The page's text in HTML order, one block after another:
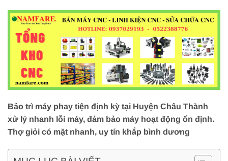
Bảo trì máy phay tiện định kỳ tại Huyện Châu Thành
xử lý nhanh lỗi máy, đảm bảo máy hoạt động ổn định.
Thợ giỏi có mặt nhanh, uy tín khắp bình dương